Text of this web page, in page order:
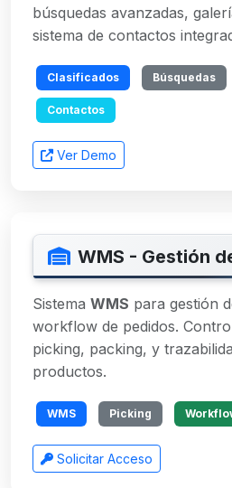
búsquedas avanzadas,
sistema de contactos
Clasificados Búsquedas
Contactos
Ver Demo
WMS - Gestión
Sistema WMS para gestión
workflow de pedidos.
picking, packing, y
productos.
WMS Picking
Solicitar Acceso